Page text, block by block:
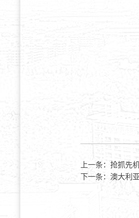
上一条： 抢抓先
下一条： 澳大利